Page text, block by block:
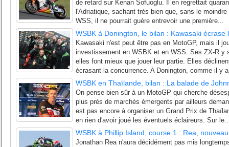
de retard sur Kenan Sofuoglu. Il en regrettait
l'Adriatique, sachant très bien que, sans le
WSS, il ne pourrait guère entrevoir une première...
WSBK à Donington, le bilan : Kawasaki écrase
Kawasaki n'est peut être pas en MotoGP, mais il
investissement en WSBK et en WSS. Ses ZX-R y
elles font mieux que jouer leur partie. Elles
écrasant la concurrence. A Donington, comme il y
WSBK en Thaïlande, bilan : La balade de
On pense bien sûr à un MotoGP qui cherche
plus près de marchés émergents par ailleurs
est pas encore à organiser un Grand Prix de
en rien d'avoir joué les éventuels éclaireurs. Sur
WSBK à Phillip Island, course 1 : Rea,
Jonathan Rea n'aura décidément pas mis